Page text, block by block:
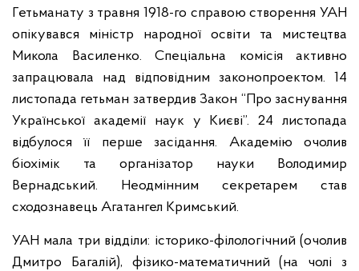
Гетьманату з травня 1918-го справою створення УАН
опікувався міністр народної освіти та мистецтва
Микола Василенко. Спеціальна комісія активно
запрацювала над відповідним законопроектом. 14
листопада гетьман затвердив Закон “Про заснування
Української академії наук у Києві”. 24 листопада
відбулося її перше засідання. Академію очолив
біохімік та організатор науки Володимир
Вернадський. Неодмінним секретарем став
сходознавець Агатангел Кримський.
УАН мала три відділи: історико-філологічний (очолив
Дмитро Багалій), фізико-математичний (на чолі з